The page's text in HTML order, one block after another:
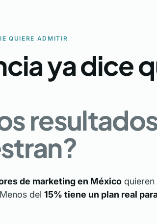
QUIERE ADMITIR
ya dice
de marketing en México
del 15% tiene un plan real